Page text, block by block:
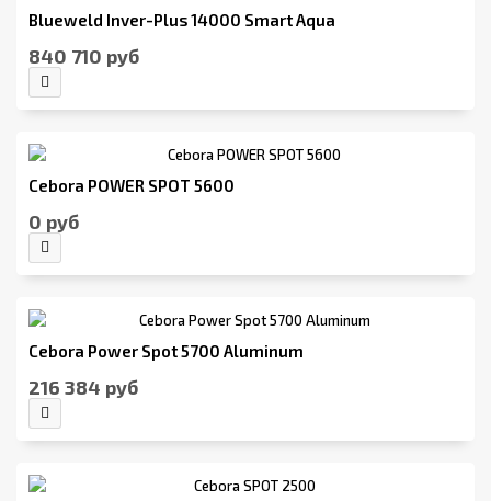
Blueweld Inver-Plus 14000 Smart Aqua
840 710 руб
Cebora POWER SPOT 5600
0 руб
Cebora Power Spot 5700 Aluminum
216 384 руб